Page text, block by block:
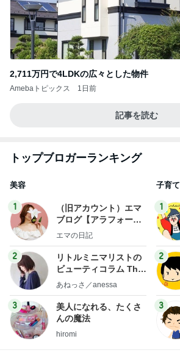
2,711万円で4LDKの広々とした物件
Amebaトピックス 1日前
記事を読む
トップブロガーランキング
美容
1
（旧アカウント）エマ
ブログ【アラフォー会
社売却セカンドライ
エマの日記
2
リトルミニマリストの
ビューティコラム The
little minimalist's bea
あねっさ／anessa
3
美人になれる、たくさ
んの魔法
hiromi
子育て
1
2
3